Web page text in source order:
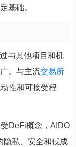
基础。
与其他项目和机
。与主流交易所
性和可接受程
DeFi概念，AIDO
隐私、安全和低成